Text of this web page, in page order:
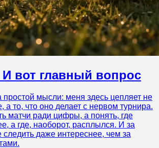
вот главный вопрос
мысли: меня здесь цепляет не
то, что оно делает с нервом турнира.
матчи ради цифры, а понять, где
а где, наоборот, расплылся. И за
даже интереснее, чем за